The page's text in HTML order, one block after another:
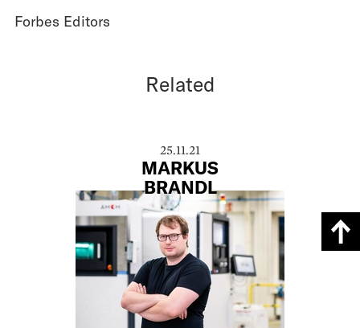
Forbes Editors
Related
25.11.21
MARKUS
BRANDL